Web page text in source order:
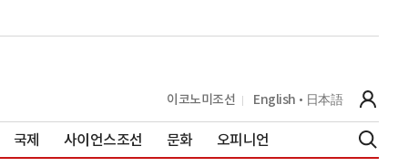
이코노미조선 English 日本語
국제 사이언스조선 문화 오피니언